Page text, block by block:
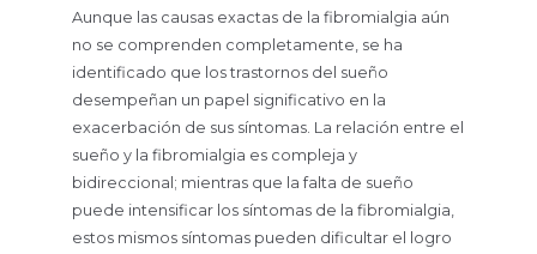
Aunque las causas exactas de la fibromialgia aún
no se comprenden completamente, se ha
identificado que los trastornos del sueño
desempeñan un papel significativo en la
exacerbación de sus síntomas. La relación entre el
sueño y la fibromialgia es compleja y
bidireccional; mientras que la falta de sueño
puede intensificar los síntomas de la fibromialgia,
estos mismos síntomas pueden dificultar el logro